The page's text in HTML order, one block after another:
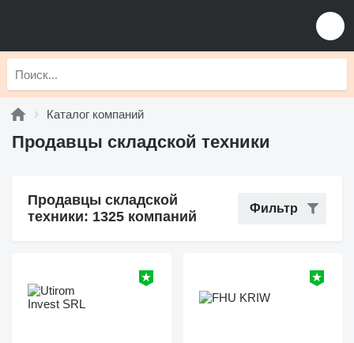
Каталог компаний
Продавцы складской техники
Продавцы складской
техники: 1325 компаний
Фильтр